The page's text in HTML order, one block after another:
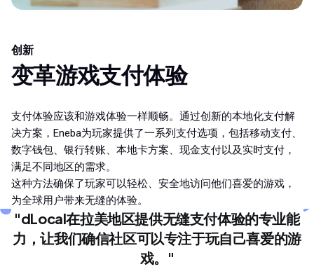
创新
变革游戏支付体验
支付体验应该和游戏体验一样顺畅。通过创新的本地化支付解
决方案，Eneba为玩家提供了一系列支付选项，包括移动支付、
数字钱包、银行转账、本地卡方案、现金支付以及实时支付，
满足不同地区的需求。
这种方法确保了玩家可以轻松、安全地访问他们喜爱的游戏，
为全球用户带来无缝的体验。
"dLocal在拉美地区提供无缝支付体验的专业能
力，让我们确信社区可以专注于玩自己喜爱的游
戏。"